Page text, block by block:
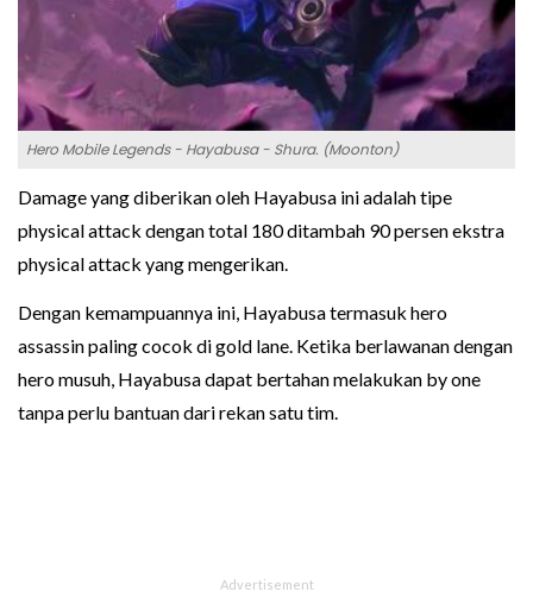
Hero Mobile Legends - Hayabusa - Shura. (Moonton)
Damage yang diberikan oleh Hayabusa ini adalah tipe
physical attack dengan total 180 ditambah 90 persen ekstra
physical attack yang mengerikan.
Dengan kemampuannya ini, Hayabusa termasuk hero
assassin paling cocok di gold lane. Ketika berlawanan dengan
hero musuh, Hayabusa dapat bertahan melakukan by one
tanpa perlu bantuan dari rekan satu tim.